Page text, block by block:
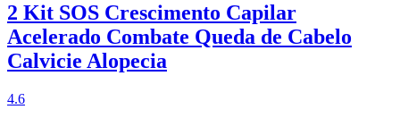
2 Kit SOS Crescimento Capilar
Acelerado Combate Queda de Cabelo
Calvicie Alopecia
4.6